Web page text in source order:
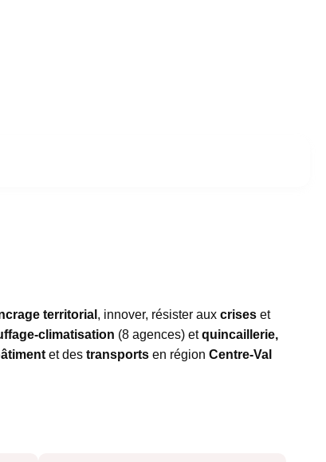
territorial , innover, résister aux crises et
climatisation (8 agences) etquincaillerie,
et des transports en région Centre-Val